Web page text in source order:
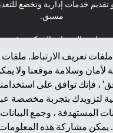
تعريف الارتباط. ملفات
لأمان وسلامة موقعنا ولا
، فإنك توافق على
لتزويدك بتجربة مخصصة
المستهدفة ، وجمع
يمكن مشاركة هذه
تقديم خدمات إدارية وتخضع
مسبق.
والخدمات المذكورة في
الأوروبي أو المنطقة
غيرنسي أو جيرسي أو موناكو أو
جزيرة مان أو المملكة المتحدة أو
البيانات العامة \ قانون حماية
خصوصية نيوزيلندا). المحتوى
ينبغي تفسيره على أنه عرض
أي من المنتجات والخدمات